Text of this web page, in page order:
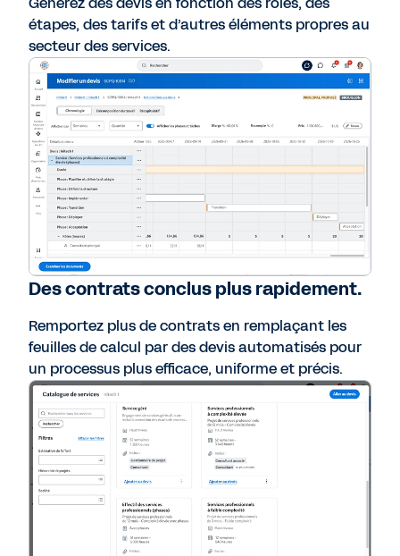
étapes, des tarifs et d’autres éléments propres au
secteur des services.
Des contrats conclus plus rapidement.
Remportez plus de contrats en remplaçant les
feuilles de calcul par des devis automatisés pour
un processus plus efficace, uniforme et précis.